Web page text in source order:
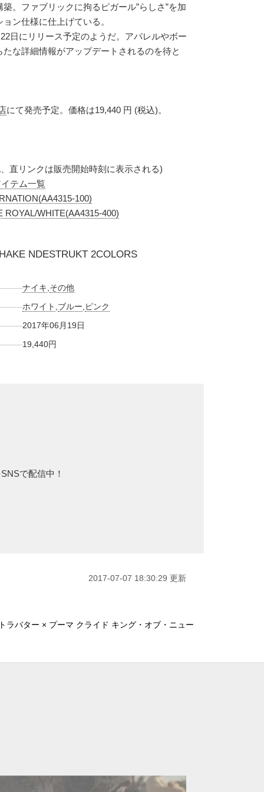
。ファブリックに拘るピガール”らしさ”を加
ン仕様に仕上げている。
日にリリース予定のようだ。アパレルやボー
な詳細情報がアップデートされるのを待と
にて発売予定。価格は19,440 円 (税込)。
直リンクは販売開始時刻に表示される)
テム一覧
100)
ROYAL/WHITE(AA4315-400)
NDESTRUKT 2COLORS
ナイキ その他
ホワイト ブルー ピンク
2017年06月19日
19,440円
で配信中！
2017-07-07 18:30:29 更新
ラバター × プーマ クライド キング・オブ・ニュー